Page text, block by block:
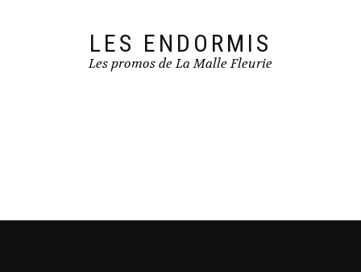
LES ENDORMIS
Les promos de La Malle Fleurie